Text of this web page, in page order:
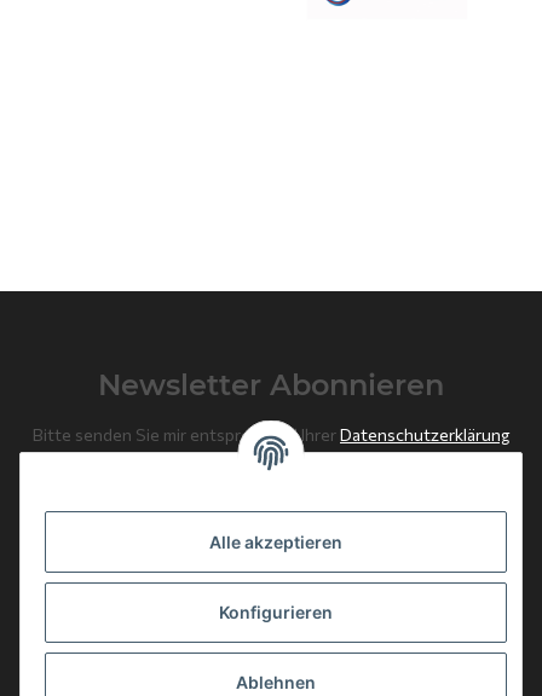
Alle akzeptieren
Konfigurieren
Ablehnen
Newsletter Abonnieren
Bitte senden Sie mir entsprechend IhrerDatenschutzerklärung
regelmäßig und jederzeit widerruflich Informationen zu Ihrem
Newsletter Abonnieren